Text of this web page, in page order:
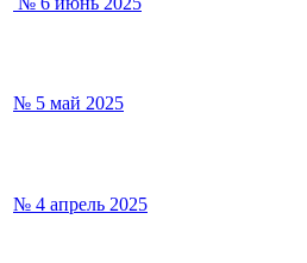
№ 5 май 2025
№ 4 апрель 2025